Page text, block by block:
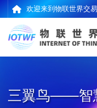
欢迎来到物联世界交
三翼鸟——智